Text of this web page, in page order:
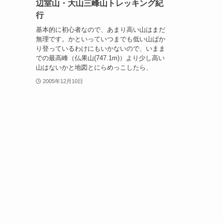
辺室山・大山三峰山トレッキング紀
行
基本的に初心者なので、あまり高い山はまだ
無理です。かといっていつまでも低い山ばか
り登っているわけにもいかないので、いまま
での最高峰（仏果山(747.1m)）より少し高い
山はないかと地図とにらめっこしたら、
2005年12月10日